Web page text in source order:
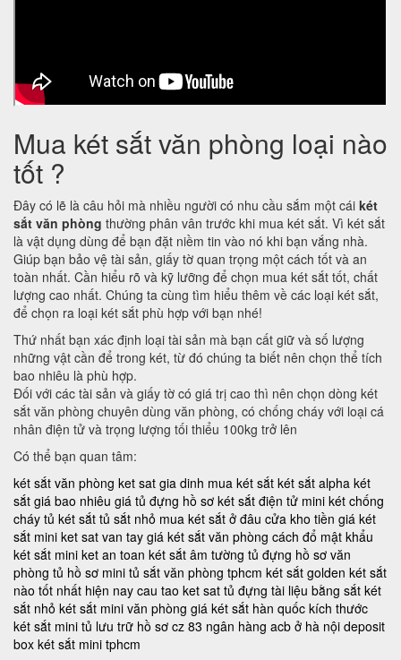
Mua két sắt văn phòng loại nào
tốt ?
Đây có lẽ là câu hỏi mà nhiều người có nhu cầu sắm một cái két
sắt văn phòng thường phân vân trước khi mua két sắt. Vì két sắt
là vật dụng dùng để bạn đặt niềm tin vào nó khi bạn vắng nhà.
Giúp bạn bảo vệ tài sản, giấy tờ quan trọng một cách tốt và an
toàn nhất. Cần hiểu rõ và kỹ lưỡng để chọn mua két sắt tốt, chất
lượng cao nhất. Chúng ta cùng tìm hiểu thêm về các loại két sắt,
để chọn ra loại két sắt phù hợp với bạn nhé!
Thứ nhất bạn xác định loại tài sản mà bạn cất giữ và số lượng
những vật cần để trong két, từ đó chúng ta biết nên chọn thể tích
bao nhiêu là phù hợp.
Đối với các tài sản và giấy tờ có giá trị cao thì nên chọn dòng két
sắt văn phòng chuyên dùng văn phòng, có chống cháy với loại cá
nhân điện tử và trọng lượng tối thiểu 100kg trở lên
Có thể bạn quan tâm:
két sắt văn phòng ket sat gia dinh mua két sắt két sắt alpha két
sắt giá bao nhiêu giá tủ đựng hồ sơ két sắt điện tử mini két chống
cháy tủ két sắt tủ sắt nhỏ mua két sắt ở đâu cửa kho tiền giá két
sắt mini ket sat van tay giá két sắt văn phòng cách đổ mật khẩu
két sắt mini ket an toan két sắt âm tường tủ đựng hồ sơ văn
phòng tủ hồ sơ mini tủ sắt văn phòng tphcm két sắt golden két sắt
nào tốt nhất hiện nay cau tao ket sat tủ đựng tài liệu bằng sắt két
sắt nhỏ két sắt mini văn phòng giá két sắt hàn quốc kích thước
két sắt mini tủ lưu trữ hồ sơ cz 83 ngân hàng acb ở hà nội deposit
box két sắt mini tphcm